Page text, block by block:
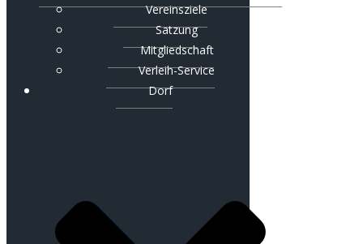
Vereinsziele
Satzung
Mitgliedschaft
Verleih-Service
Dorf